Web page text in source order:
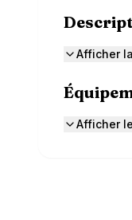
Afficher
Afficher